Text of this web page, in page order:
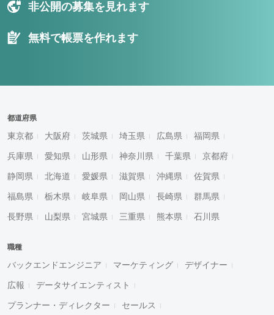
非公開の募集を見れます
無料で帳票を作れます
都道府県
東京都 大阪府 茨城県 埼玉県 広島県 福岡県
兵庫県 愛知県 山形県 神奈川県 千葉県 京都府
静岡県 北海道 愛媛県 滋賀県 沖縄県 佐賀県
福島県 栃木県 岐阜県 岡山県 長崎県 群馬県
長野県 山梨県 宮城県 三重県 熊本県 石川県
職種
バックエンドエンジニア マーケティング デザイナー
広報 データサイエンティスト
プランナー・ディレクター セールス